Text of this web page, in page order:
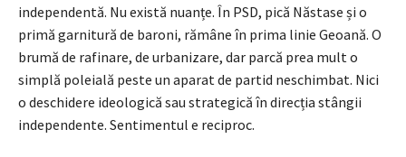
independentă. Nu există nuanțe. În PSD, pică Năstase și o
primă garnitură de baroni, rămâne în prima linie Geoană. O
brumă de rafinare, de urbanizare, dar parcă prea mult o
simplă poleială peste un aparat de partid neschimbat. Nici
o deschidere ideologică sau strategică în direcția stângii
independente. Sentimentul e reciproc.